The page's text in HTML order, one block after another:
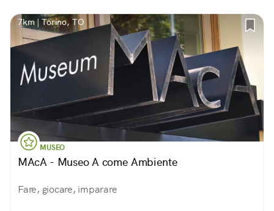
7km | Torino, TO
MUSEO
MAcA - Museo A come Ambiente
Fare, giocare, imparare